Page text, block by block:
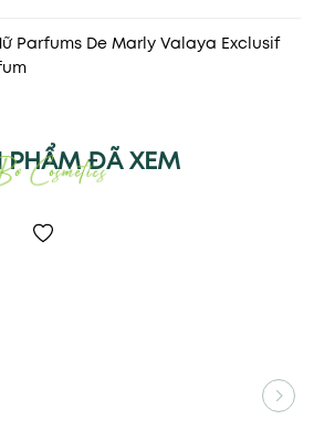
Parfums De Marly Valaya Exclusif
PHẨM ĐÃ XEM